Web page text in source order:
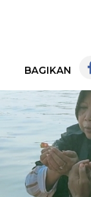
BAGIKAN